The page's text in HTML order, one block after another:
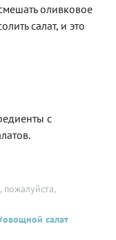
оливковое
салат, и это
с
салат